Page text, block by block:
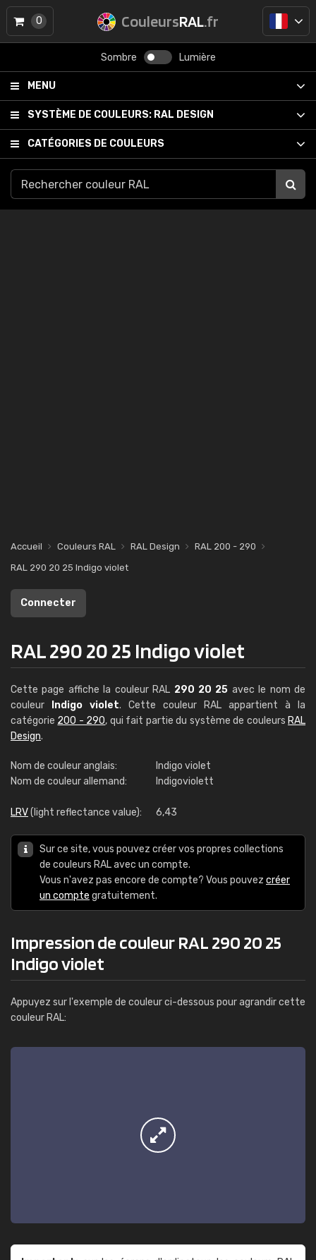
CouleursRAL.fr
Sombre Lumière
MENU
SYSTÈME DE COULEURS: RAL DESIGN
CATÉGORIES DE COULEURS
0
Accueil Couleurs RAL RAL Design
RAL 200 - 290
RAL 290 20 25 Indigo violet
Connecter
RAL 290 20 25 Indigo violet
Cette page affiche la couleur RAL 290 20 25 avec le nom de
couleur
Indigo violet. Cette couleur RAL appartient à la
catégorie 200 - 290, qui fait partie du système de couleurs RAL
Design.
Nom de couleur anglais:
Indigo violet
Nom de couleur allemand:
Indigoviolett
LRV(light reflectance value): 6,43
Sur ce site, vous pouvez créer vos propres collections
de couleurs RAL avec un compte.
Vous n'avez pas encore de compte? Vous pouvez créer
un compte gratuitement.
Impression de couleur RAL 290 20 25
Indigo violet
Appuyez sur l'exemple de couleur ci-dessous pour agrandir cette
couleur RAL: